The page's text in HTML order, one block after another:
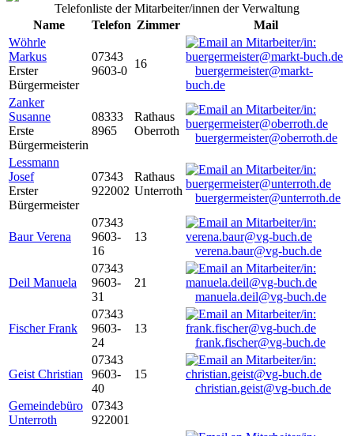
Telefonliste der Mitarbeiter/innen der Verwaltung
Name
Telefon Zimmer
Mail
Wöhrle
Markus
Erster
Bürgermeister
07343
9603-0
16
buergermeister@markt-
buch.de
Zanker
Susanne
Erste
Bürgermeisterin
08333
8965
Rathaus
Oberroth
buergermeister@oberroth.de
Lessmann
Josef
Erster
Bürgermeister
07343
922002
Rathaus
Unterroth
buergermeister@unterroth.de
Baur Verena
07343
9603-
16
13
verena.baur@vg-buch.de
Deil Manuela
07343
9603-
31
21
manuela.deil@vg-buch.de
Fischer Frank
07343
9603-
24
13
frank.fischer@vg-buch.de
Geist Christian
07343
9603-
40
15
christian.geist@vg-buch.de
Gemeindebüro
Unterroth
07343
922001